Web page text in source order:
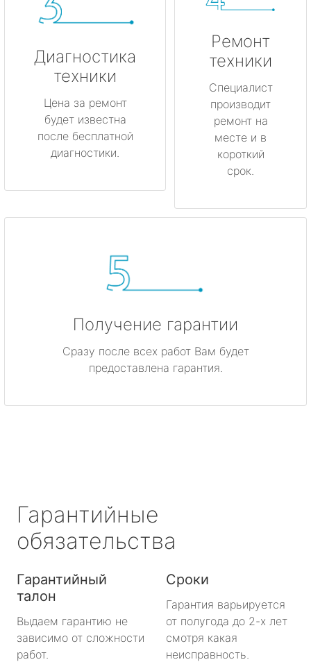
Диагностика
техники
Цена за ремонт
будет известна
после бесплатной
диагностики.
Ремонт
техники
Специалист
производит
ремонт на
месте и в
короткий
срок.
Получение гарантии
Сразу после всех работ Вам будет
предоставлена гарантия.
Гарантийные
обязательства
Гарантийный
талон
Выдаем гарантию не
зависимо от сложности
работ.
Сроки
Гарантия варьируется
от полугода до 2-х лет
смотря какая
неисправность.